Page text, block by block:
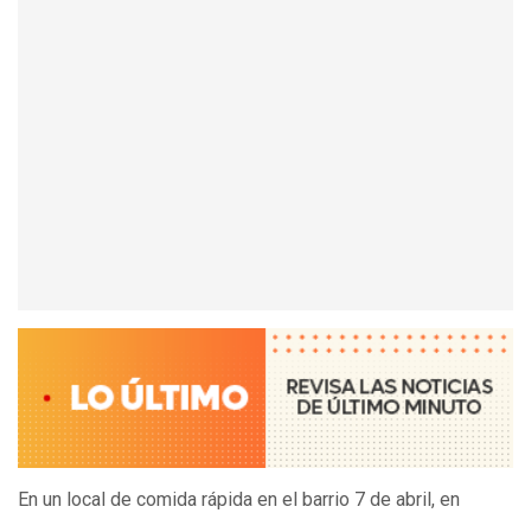
En un local de comida rápida en el barrio 7 de abril, en